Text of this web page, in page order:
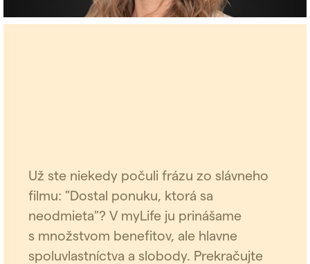
Už ste niekedy počuli frázu zo slávneho
filmu: "Dostal ponuku, ktorá sa
neodmieta"? V myLife ju prinášame
s množstvom benefitov, ale hlavne
spoluvlastníctva a slobody. Prekračujte